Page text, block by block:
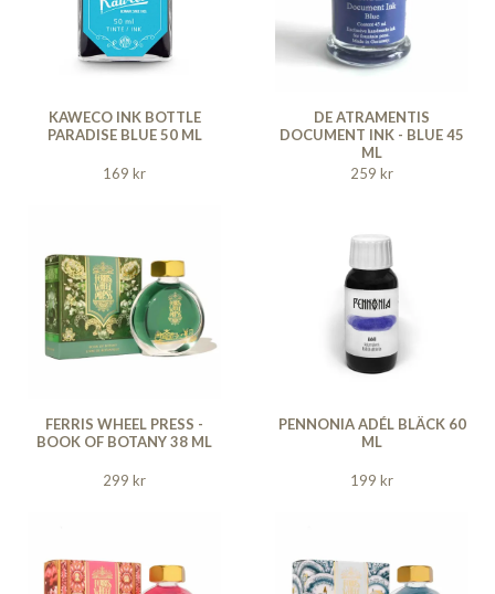
KAWECO INK BOTTLE
PARADISE BLUE 50 ML
169 kr
DE ATRAMENTIS
DOCUMENT INK - BLUE 45
ML
259 kr
FERRIS WHEEL PRESS -
BOOK OF BOTANY 38 ML
299 kr
PENNONIA ADÉL BLÄCK 60
ML
199 kr